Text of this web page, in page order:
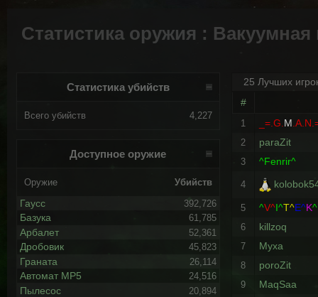
Статистика оружия : Вакуумная
Статистика убийств
Всего убийств 4,227
Доступное оружие
Оружие Убийств
Гаусс 392,726
Базука 61,785
Арбалет 52,361
Дробовик 45,823
Граната 26,114
Автомат MP5 24,516
Пылесос 20,894
25 Лучших
#
1 _=.G. M
2 paraZit
3 ^Fenrir^
4
5 ^V^I^T^E^K^
6 killzoq
7 Myxa
8 poroZit
9 MaqSaa